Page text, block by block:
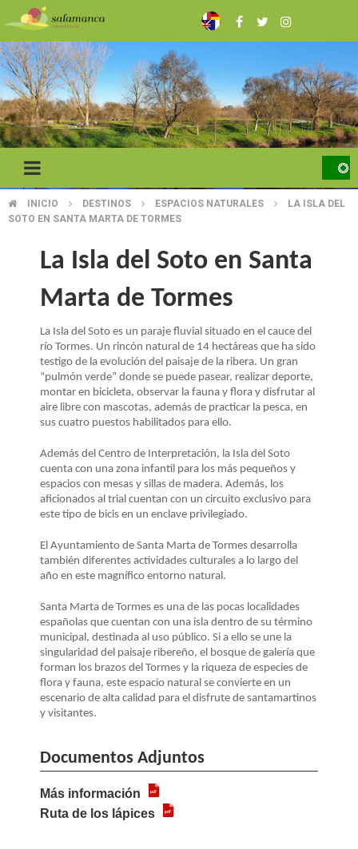
Pasar
al
contenido
principal
SOBRESCRIBIR
AYUDA
NAVEGACIÓN
INICIO DESTINOS ESPACIOS NATURALES
LA ISLA DEL
SOTO EN SANTA MARTA DE TORMES
La Isla del Soto en Santa
Marta de Tormes
La Isla del Soto es un paraje fluvial situado en el cauce del
río Tormes. Un rincón natural de 14 hectáreas que ha sido
testigo de la evolución del paisaje de la ribera. Un gran
“pulmón verde” donde se puede pasear, realizar deporte,
montar en bicicleta, observar la fauna y flora y disfrutar al
aire libre con mascotas, además de practicar la pesca, en
sus cuatro puestos habilitados para ello.
Además del Centro de Interpretación, la Isla del Soto
cuenta con una zona infantil para los más pequeños y
espacios con mesas y sillas de madera. Además, los
aficionados al trial cuentan con un circuito exclusivo para
este tipo de bicis en un enclave privilegiado.
El Ayuntamiento de Santa Marta de Tormes desarrolla
también diferentes actividades culturales a lo largo del
año en este magnífico entorno natural.
Santa Marta de Tormes es una de las pocas localidades
españolas que cuentan con una isla dentro de su término
municipal, destinada al uso público. Si a ello se une la
singularidad del paisaje ribereño, el bosque de galería que
forman los brazos del Tormes y la riqueza de especies de
flora y fauna, este espacio natural se convierte en un
escenario de alta calidad para el disfrute de santamartinos
y visitantes.
Documentos Adjuntos
Más información
Ruta de los lápices